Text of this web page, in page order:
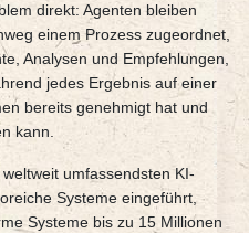
direkt: Agenten bleiben
einem Prozess zugeordnet,
Analysen und Empfehlungen,
jedes Ergebnis auf einer
bereits genehmigt hat und
kann.
umfassendsten KI-
Systeme eingeführt,
Systeme bis zu 15 Millionen